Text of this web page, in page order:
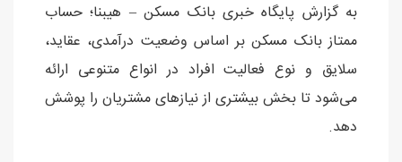
به گزارش پایگاه خبری بانک مسکن – هیبنا؛ حساب
ممتاز بانک مسکن بر اساس وضعیت درآمدی، عقاید،
سلایق و نوع فعالیت افراد در انواع متنوعی ارائه
می‌شود تا بخش بیشتری از نیازهای مشتریان را پوشش
دهد.